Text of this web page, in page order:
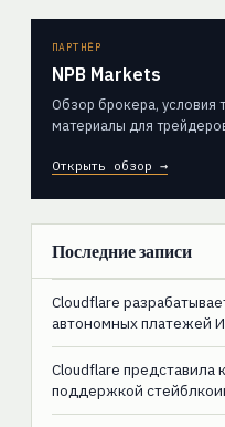
ПАРТНЁР
NPB Markets
Обзор брокера, условия
материалы для
Открыть обзор →
Последние записи
Cloudflare
автономных платежей
Cloudflare представила
поддержкой